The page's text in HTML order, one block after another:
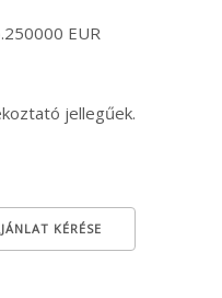
EUR
jellegűek.
standard) mennyiség
KÉRÉSE